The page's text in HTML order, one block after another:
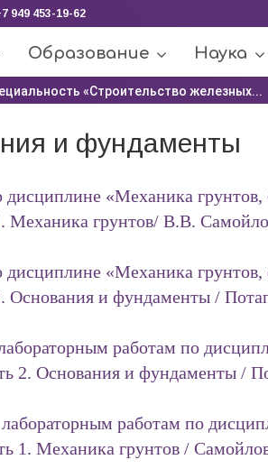
949 453-19-62
Образование Наука
«Строительство железных...
и фундаменты
«Механика грунтов,
Механика грунтов/ В.В.
«Механика грунтов,
Основания и фундаменты /
работам по
2. Основания и фундаменты /
работам по
1. Механика грунтов /